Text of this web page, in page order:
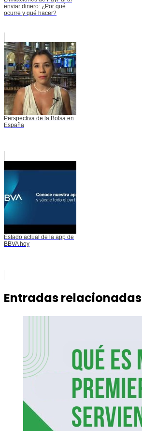
enviar dinero: ¿Por qué
ocurre y qué hacer?
Perspectiva de la Bolsa en
España
Estado actual de la app de
BBVA hoy
Entradas relacionadas